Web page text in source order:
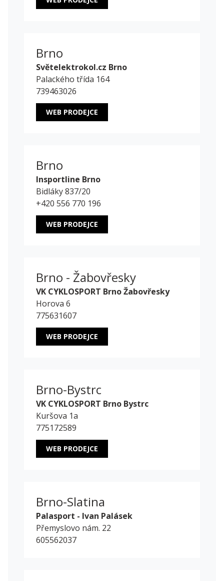
Brno
Světelektrokol.cz Brno
Palackého třída 164
739463026
WEB PRODEJCE
Brno
Insportline Brno
Bidláky 837/20
+420 556 770 196
WEB PRODEJCE
Brno - Žabovřesky
VK CYKLOSPORT Brno Žabovřesky
Horova 6
775631607
WEB PRODEJCE
Brno-Bystrc
VK CYKLOSPORT Brno Bystrc
Kuršova 1a
775172589
WEB PRODEJCE
Brno-Slatina
Palasport - Ivan Palásek
Přemyslovo nám. 22
605562037